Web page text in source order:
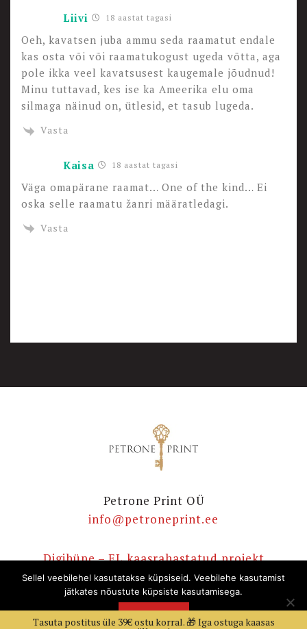
Liivi 18 aastat tagasi
Oeh, kavatsen juba ammu seda raamatut endale
kas osta või või raamatukogust ugeda võtta, aga
pole ikka veel kavatsusest kaugemale jõudnud!
Minu tuttavad, kes ise ka Ameerika elu oma
silmaga näinud on, ütlesid, et tasub lugeda.
Vasta
Kaisa 18 aastat tagasi
Väga omapärane raamat… One of the kind… Ei
oska selle raamatu žanri määratledagi.
Vasta
Petrone Print OÜ
info@petroneprint.ee
Digihüpe – EL kaasrahastatud projekt
E-poe ostutingimused
Privaatsuspoliitika
E-raamatute korduvad küsimused
Tasuta postitus üle 39€ ostu korral. 🎁 Iga ostuga kaasas
Sellel veebilehel kasutatakse küpsiseid. Veebilehe kasutamist
jätkates nõustute küpsiste kasutamisega.
NÕUSTUN